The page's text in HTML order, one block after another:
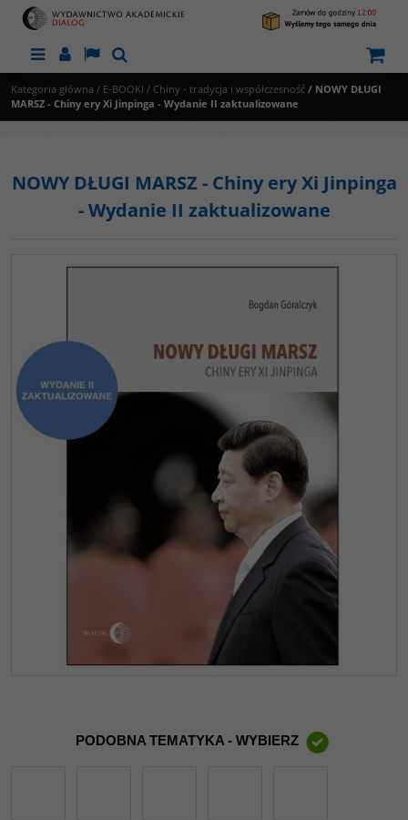
MenuPanelLangSzukaj
Kategoria główna / E-BOOKI / Chiny - tradycja i współczesność / NOWY DŁUGI
MARSZ - Chiny ery Xi Jinpinga - Wydanie II zaktualizowane
NOWY DŁUGI MARSZ - Chiny ery Xi Jinpinga
- Wydanie II zaktualizowane
PODOBNA TEMATYKA - WYBIERZ